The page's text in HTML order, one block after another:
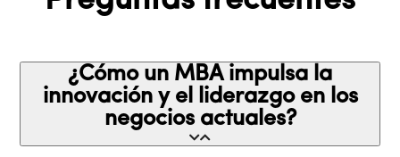
¿Cómo un MBA impulsa la
innovación y el liderazgo en los
negocios actuales?